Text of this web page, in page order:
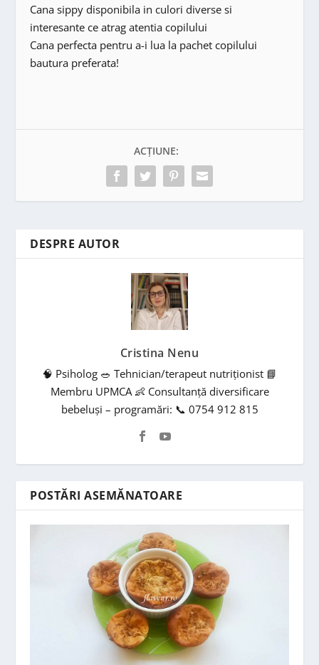
Cana sippy disponibila in culori diverse si
interesante ce atrag atentia copilului
Cana perfecta pentru a-i lua la pachet copilului
bautura preferata!
ACȚIUNE:
DESPRE AUTOR
Cristina Nenu
🧠 Psiholog 🥗 Tehnician/terapeut nutriționist 📘
Membru UPMCA 👶 Consultanță diversificare
bebeluși – programări: 📞 0754 912 815
POSTĂRI ASEMĂNATOARE